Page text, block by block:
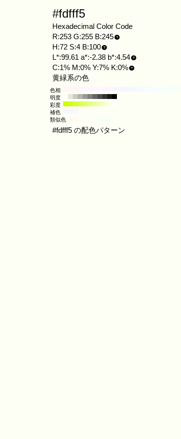
#fdfff5
Hexadecimal Color Code
R:253 G:255 B:245
H:72 S:4 B:100
L*:99.61 a*:-2.38 b*:4.54
C:1% M:0% Y:7% K:0%
黄緑系の色
色相
明度
彩度
補色
類似色
#fdfff5 の配色パターン